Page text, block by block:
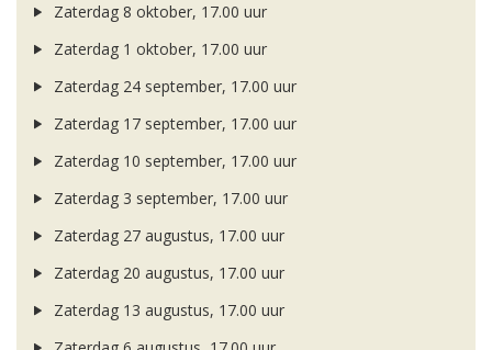
Zaterdag 8 oktober, 17.00 uur
Zaterdag 1 oktober, 17.00 uur
Zaterdag 24 september, 17.00 uur
Zaterdag 17 september, 17.00 uur
Zaterdag 10 september, 17.00 uur
Zaterdag 3 september, 17.00 uur
Zaterdag 27 augustus, 17.00 uur
Zaterdag 20 augustus, 17.00 uur
Zaterdag 13 augustus, 17.00 uur